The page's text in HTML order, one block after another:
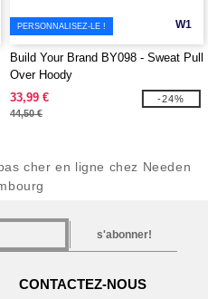
W1
PERSONNALISEZ-LE !
Build Your Brand BY098 - Sweat Pull
Over Hoody
33,99 €
44,50 €
-24%
cher en ligne chez Needen
s'abonner!
CONTACTEZ-NOUS